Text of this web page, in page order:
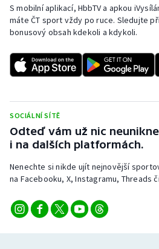
Volejbal
Ostatní
S mobilní aplikací, HbbTV a apkou
máte ČT sport vždy po ruce. Sledujte
bonusový obsah kdekoli a kdykoli.
SOCIÁLNÍ SÍTĚ
Odteď vám už nic
i na dalších platformách.
Nenechte si nikde ujít nejnovější
na Facebooku, X, Instagramu, Threads